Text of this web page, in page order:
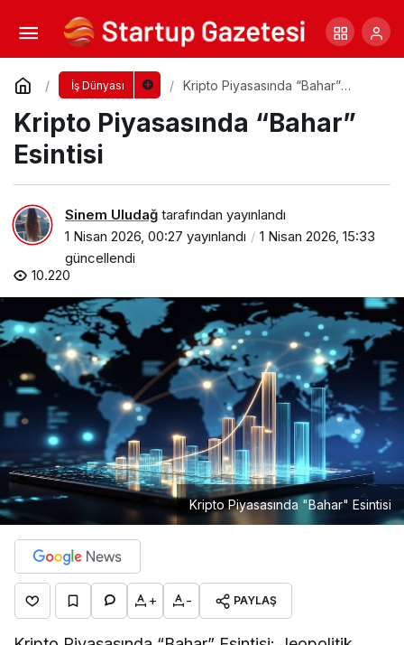
İş Dünyası
Kripto Piyasasında “Bahar”
Kripto Piyasasında “Bahar”
Esintisi
Sinem Uludağ tarafından yayınlandı
1 Nisan 2026, 00:27 yayınlandı
1 Nisan 2026, 15:33
güncellendi
10.220
Kripto Piyasasında "Bahar" Esintisi
+ - PAYLAŞ
Mürsel Ferhat Sağlam Balkan E-Commerce
Summit’e Konuştu
Yorum Yap Paylaş